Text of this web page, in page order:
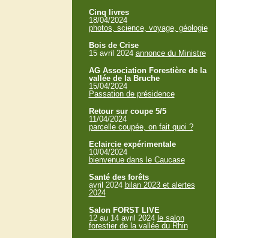
Cinq livres
18/04/2024
photos, science, voyage, géologie
Bois de Crise
15 avril 2024 annonce du Ministre
AG Association Forestière de la
vallée de la Bruche
15/04/2024
Passation de présidence
Retour sur coupe 5/5
11/04/2024
parcelle coupée, on fait quoi ?
Eclaircie expérimentale
10/04/2024
bienvenue dans le Caucase
Santé des forêts
avril 2024 bilan 2023 et alertes
2024
Salon FORST LIVE
12 au 14 avril 2024 le salon
forestier de la vallée du Rhin